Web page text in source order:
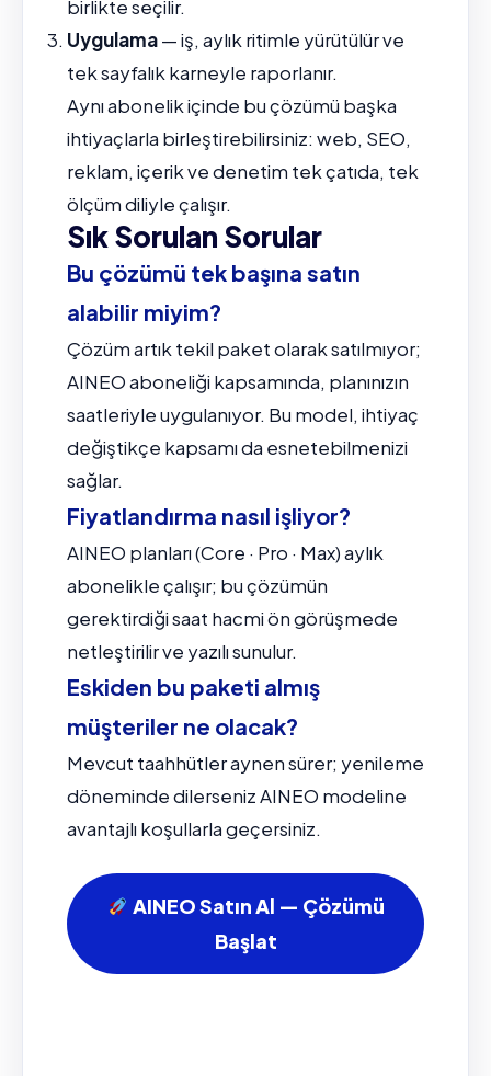
birlikte seçilir.
Uygulama— iş, aylık ritimle yürütülür ve
tek sayfalık karneyle raporlanır.
Aynı abonelik içinde bu çözümü başka
ihtiyaçlarla birleştirebilirsiniz: web, SEO,
reklam, içerik ve denetim tek çatıda, tek
ölçüm diliyle çalışır.
Sık Sorulan Sorular
Bu çözümü tek başına satın
alabilir miyim?
Çözüm artık tekil paket olarak satılmıyor;
AINEO aboneliği kapsamında, planınızın
saatleriyle uygulanıyor. Bu model, ihtiyaç
değiştikçe kapsamı da esnetebilmenizi
sağlar.
Fiyatlandırma nasıl işliyor?
AINEO planları (Core · Pro · Max) aylık
abonelikle çalışır; bu çözümün
gerektirdiği saat hacmi ön görüşmede
netleştirilir ve yazılı sunulur.
Eskiden bu paketi almış
müşteriler ne olacak?
Mevcut taahhütler aynen sürer; yenileme
döneminde dilerseniz AINEO modeline
avantajlı koşullarla geçersiniz.
AINEO Satın Al — Çözümü
Başlat